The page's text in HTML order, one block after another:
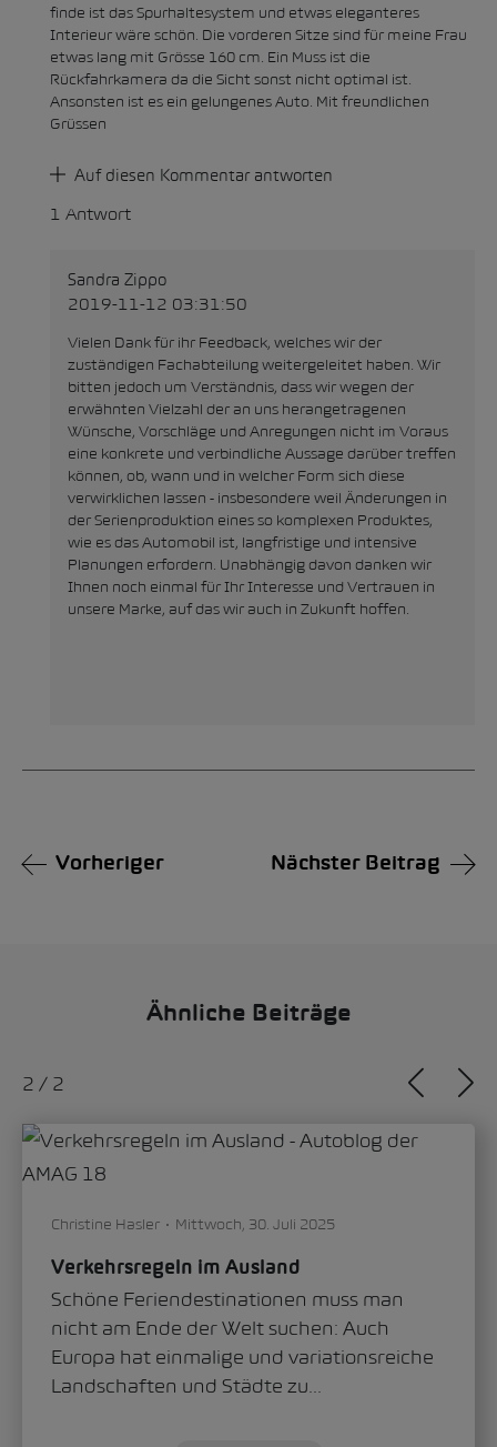
finde ist das Spurhaltesystem und etwas eleganteres
Interieur wäre schön. Die vorderen Sitze sind für meine Frau
etwas lang mit Grösse 160 cm. Ein Muss ist die
Rückfahrkamera da die Sicht sonst nicht optimal ist.
Ansonsten ist es ein gelungenes Auto. Mit freundlichen
Grüssen
Auf diesen Kommentar antworten
1 Antwort
Sandra Zippo
2019-11-12 03:31:50
Vielen Dank für ihr Feedback, welches wir der
zuständigen Fachabteilung weitergeleitet haben. Wir
bitten jedoch um Verständnis, dass wir wegen der
erwähnten Vielzahl der an uns herangetragenen
Wünsche, Vorschläge und Anregungen nicht im Voraus
eine konkrete und verbindliche Aussage darüber treffen
können, ob, wann und in welcher Form sich diese
verwirklichen lassen - insbesondere weil Änderungen in
der Serienproduktion eines so komplexen Produktes,
wie es das Automobil ist, langfristige und intensive
Planungen erfordern. Unabhängig davon danken wir
Ihnen noch einmal für Ihr Interesse und Vertrauen in
unsere Marke, auf das wir auch in Zukunft hoffen.
Vorheriger Nächster Beitrag
Ähnliche Beiträge
1 / 2